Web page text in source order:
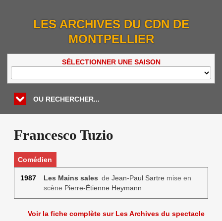
LES ARCHIVES DU CDN DE
MONTPELLIER
SÉLECTIONNER UNE SAISON
OU RECHERCHER...
Francesco Tuzio
Comédien
1987 Les Mains sales de Jean-Paul Sartre mise en
scène Pierre-Étienne Heymann
Voir la fiche complète sur Les Archives du spectacle